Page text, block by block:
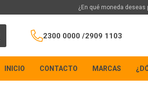
¿En qué moneda deseas
2300 0000 /2909 1103
INICIO CONTACTO MARCAS